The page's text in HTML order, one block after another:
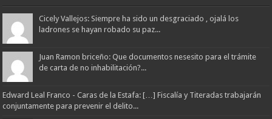
Cicely Vallejos: Siempre ha sido un desgraciado , ojalá los
ladrones se hayan robado su paz...
Juan Ramon briceño: Que documentos nesesito para el trámite
de carta de no inhabilitación?...
Edward Leal Franco - Caras de la Estafa: […] Fiscalía y Titeradas trabajarán
conjuntamente para prevenir el delito...